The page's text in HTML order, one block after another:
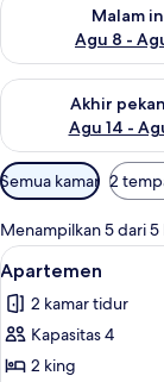
Malam
Agu 8 -
Akhir
Agu 14 -
Periksa
Filter
tersedia
untuk
kamar
Semua kamar 2
Menampilkan 5 dari 5
Lihat
semua
foto
untuk
Apartemen
14
Apartemen
2 kamar tidur
Kapasitas 4
2 king